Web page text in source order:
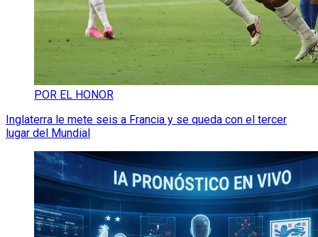
POR EL HONOR
Inglaterra le mete seis a Francia y se queda con el tercer
lugar del Mundial